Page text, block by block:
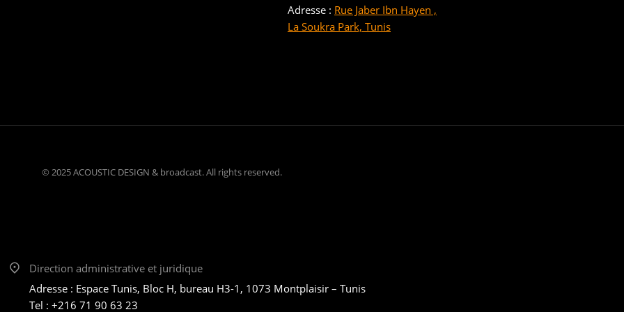
Adresse : Rue Jaber Ibn Hayen ,
La Soukra Park, Tunis
© 2025 ACOUSTIC DESIGN & broadcast. All rights reserved.
Direction administrative et juridique
Adresse : Espace Tunis, Bloc H, bureau H3-1, 1073 Montplaisir – Tunis
Tel : +216 71 90 63 23